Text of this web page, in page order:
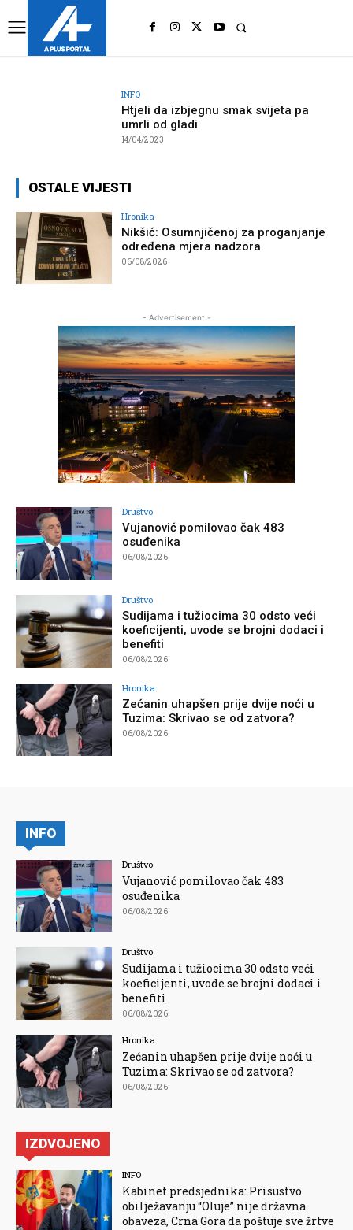
INFO
Htjeli da izbjegnu smak svijeta pa
umrli od gladi
14/04/2023
OSTALE VIJESTI
Hronika
Nikšić: Osumnjičenoj za proganjanje
određena mjera nadzora
06/08/2026
- Advertisement -
Društvo
Vujanović pomilovao čak 483
osuđenika
06/08/2026
Društvo
Sudijama i tužiocima 30 odsto veći
koeficijenti, uvode se brojni dodaci i
benefiti
06/08/2026
Hronika
Zećanin uhapšen prije dvije noći u
Tuzima: Skrivao se od zatvora?
06/08/2026
INFO
Društvo
Vujanović pomilovao čak 483
osuđenika
06/08/2026
Društvo
Sudijama i tužiocima 30 odsto veći
koeficijenti, uvode se brojni dodaci i
benefiti
06/08/2026
Hronika
Zećanin uhapšen prije dvije noći u
Tuzima: Skrivao se od zatvora?
06/08/2026
IZDVOJENO
INFO
Kabinet predsjednika: Prisustvo
obilježavanju “Oluje” nije državna
obaveza, Crna Gora da poštuje sve žrtve